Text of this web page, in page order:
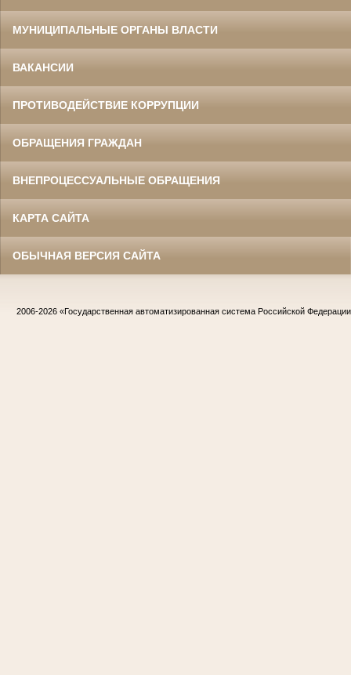
МУНИЦИПАЛЬНЫЕ ОРГАНЫ ВЛАСТИ
ВАКАНСИИ
ПРОТИВОДЕЙСТВИЕ КОРРУПЦИИ
ОБРАЩЕНИЯ ГРАЖДАН
ВНЕПРОЦЕССУАЛЬНЫЕ ОБРАЩЕНИЯ
КАРТА САЙТА
ОБЫЧНАЯ ВЕРСИЯ САЙТА
2006-2026 «Государственная автоматизированная система Российской